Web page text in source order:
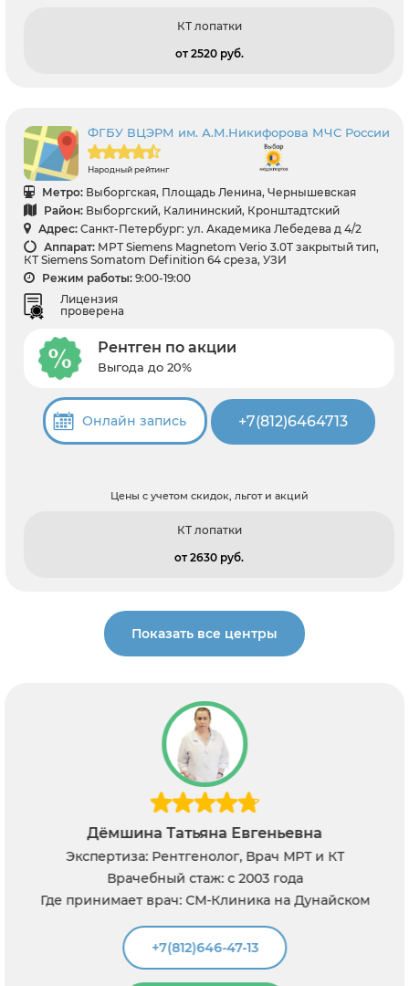
КТ лопатки
от 2520 pуб.
ФГБУ ВЦЭРМ им. А.М.Никифорова МЧС России
Народный рейтинг
Метро: Выборгская, Площадь Ленина, Чернышевская
Район: Выборгский, Калининский, Кронштадтский
Адрес: Санкт-Петербург: ул. Академика Лебедева д 4/2
Аппарат: МРТ Siemens Magnetom Verio 3.0T закрытый тип,
КТ Siemens Somatom Definition 64 среза, УЗИ
Режим работы: 9:00-19:00
Лицензия
проверена
Рентген по акции
Выгода до 20%
Онлайн запись +7(812)6464713
Цены с учетом скидок, льгот и акций
КТ лопатки
от 2630 pуб.
Показать все центры
Дёмшина Татьяна Евгеньевна
Экспертиза: Рентгенолог, Врач МРТ и КТ
Врачебный стаж: с 2003 года
Где принимает врач: СМ-Клиника на Дунайском
+7(812)646-47-13